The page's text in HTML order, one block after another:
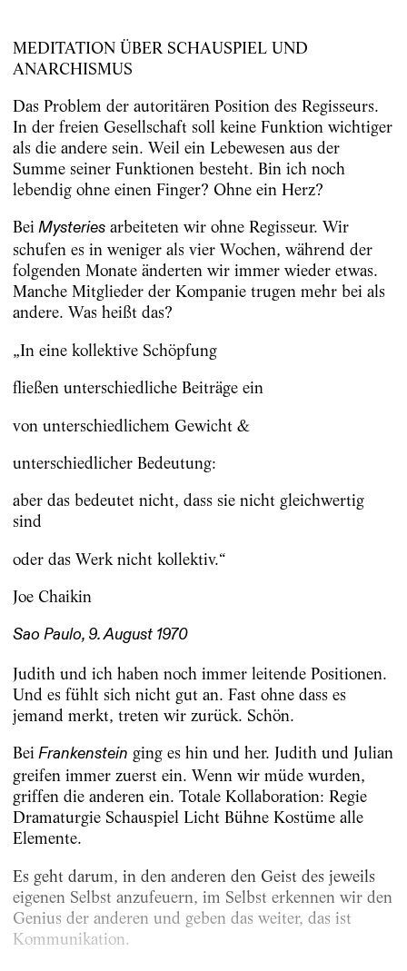
MEDITATION ÜBER SCHAUSPIEL UND
ANARCHISMUS
Das Problem der autoritären Position des Regisseurs.
In der freien Gesellschaft soll keine Funktion wichtiger
als die andere sein. Weil ein Lebewesen aus der
Summe seiner Funktionen besteht. Bin ich noch
lebendig ohne einen Finger? Ohne ein Herz?
BeiMysteriesarbeiteten wir ohne Regisseur. Wir
schufen es in weniger als vier Wochen, während der
folgenden Monate änderten wir immer wieder etwas.
Manche Mitglieder der Kompanie trugen mehr bei als
andere. Was heißt das?
„In eine kollektive Schöpfung
fließen unterschiedliche Beiträge ein
von unterschiedlichem Gewicht &
unterschiedlicher Bedeutung:
aber das bedeutet nicht, dass sie nicht gleichwertig
sind
oder das Werk nicht kollektiv.“
Joe Chaikin
Sao Paulo, 9. August 1970
Judith und ich haben noch immer leitende Positionen.
Und es fühlt sich nicht gut an. Fast ohne dass es
jemand merkt, treten wir zurück. Schön.
BeiFrankenstein ging es hin und her. Judith und Julian
greifen immer zuerst ein. Wenn wir müde wurden,
griffen die anderen ein. Totale Kollaboration: Regie
Dramaturgie Schauspiel Licht Bühne Kostüme alle
Elemente.
Es geht darum, in den anderen den Geist des jeweils
eigenen Selbst anzufeuern, im Selbst erkennen wir den
Genius der anderen und geben das weiter, das ist
Kommunikation.